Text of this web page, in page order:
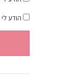
הודע